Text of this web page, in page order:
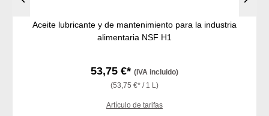
Aceite lubricante y de mantenimiento para la industria
alimentaria NSF H1
53,75 €* (IVA incluido)
(53,75 €* / 1 L)
Artículo de tarifas